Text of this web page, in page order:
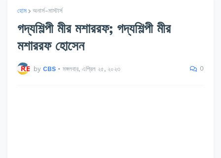
হোম অনার্স-মাস্টার্স
গদ্যশিল্পী মীর মশাররফ; গদ্যশিল্পী মীর
মশাররফ হোসেন
by CBS • মঙ্গলবার, এপ্রিল ২৫, ২০২৩ 0